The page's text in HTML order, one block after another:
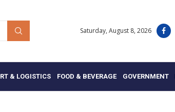
Saturday, August 8, 2026
& LOGISTICS FOOD & BEVERAGE GOVERNMENT